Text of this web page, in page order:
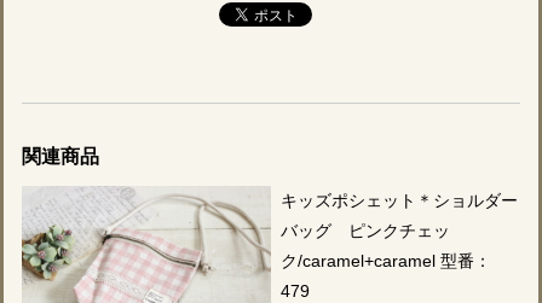
関連商品
キッズポシェット＊ショルダー
バッグ ピンクチェッ
ク/caramel+caramel 型番：
479